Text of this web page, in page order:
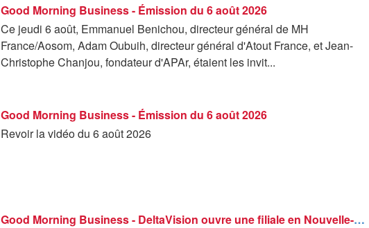
Good Morning Business - Émission du 6 août 2026
Ce jeudi 6 août, Emmanuel Benichou, directeur général de MH
France/Aosom, Adam Oubuih, directeur général d'Atout France, et Jean-
Christophe Chanjou, fondateur d'APAr, étaient les invit...
Good Morning Business - Émission du 6 août 2026
Revoir la vidéo du 6 août 2026
Good Morning Business - DeltaVision ouvre une filiale en Nouvelle-Aquitaine